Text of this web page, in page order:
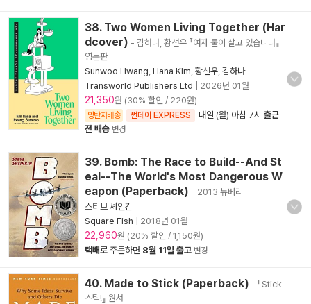
38. Two Women Living Together (Har
dcover) - 김하나, 황선우 『여자 둘이 살고 있습니다』
영문판
Sunwoo Hwang Hana Kim 황선우 김하나
Transworld Publishers Ltd
2026년 01월
21,350원 (30% 할인 / 220원)
양탄자배송 썬데이 EXPRESS 내일 (월) 아침 7시 출근
전 배송 변경
39. Bomb: The Race to Build--And St
eal--The World's Most Dangerous W
eapon (Paperback) - 2013 뉴베리
스티브 셰인킨
Square Fish
2018년 01월
22,960원 (20% 할인 / 1,150원)
택배로 주문하면 8월 11일 출고 변경
40. Made to Stick (Paperback) - 『Stick
스틱!』 원서